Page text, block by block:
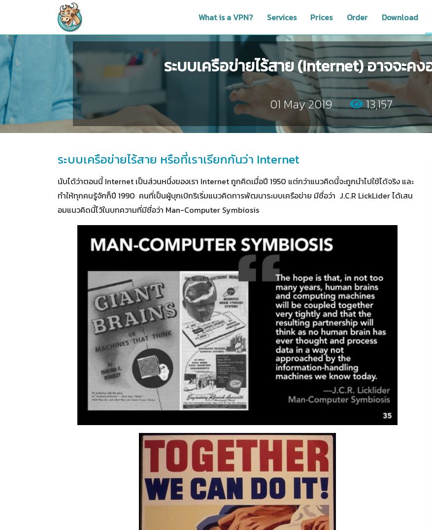
What is a VPN? Services Prices Order Download
ระบบเครือข่ายไร้สาย (Internet) อาจจะค
01 May 2019 13,157
ระบบเครือข่ายไร้สาย หรือที่เราเรียกกันว่า Internet
นับได้ว่าตอนนี้ Internet เป็นส่วนหนึ่งของเรา Internet ถูกคิดเมื่อปี 1950 แต่กว่าแนวคิดนี้จะถูกนำไปใช้ได้จริง และ
ทำให้ทุกคนรู้จักก็ปี 1990 คนที่เป็นผู้บุกเบิกริเริ่มแนวคิดการพัฒนาระบบเครือข่าย มีชื่อว่า J.C.R LickLider ได้เสน
อมแนวคิดนี้ไว้ในบทความที่มีชื่อว่า Man-Computer Symbiosis